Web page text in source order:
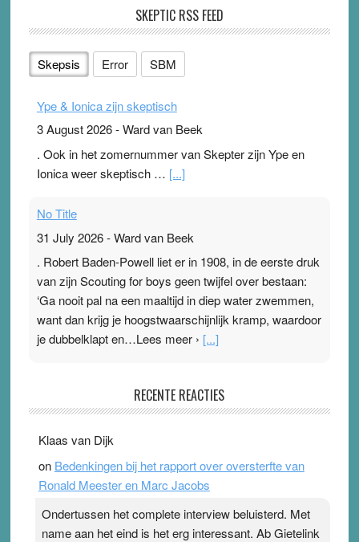
SKEPTIC RSS FEED
Skepsis Error SBM
Ype & Ionica zijn skeptisch
3 August 2026-Ward van Beek
. Ook in het zomernummer van Skepter zijn Ype en
Ionica weer skeptisch … [...]
No Title
31 July 2026-Ward van Beek
. Robert Baden-Powell liet er in 1908, in de eerste druk
van zijn Scouting for boys geen twijfel over bestaan:
‘Ga nooit pal na een maaltijd in diep water zwemmen,
want dan krijg je hoogstwaarschijnlijk kramp, waardoor
je dubbelklapt en…Lees meer › [...]
Ward van Beek
topsporters. Ze hopen ermee hun hartslag te verlagen
terwijl ze meer zuurstof opnemen. Daarop heeft zo’n
pleister geen effect. Maar het gevoel ‘makkelijker te
Pleisterplakkers in de topspsort ›[...]
RECENTE REACTIES
Klaas van Dijk
on Bedenkingen bij het rapport over oversterfte van
Ronald Meester en Marc Jacobs
Ondertussen het complete interview beluisterd. Met
name aan het eind is het erg interessant. Ab Gietelink